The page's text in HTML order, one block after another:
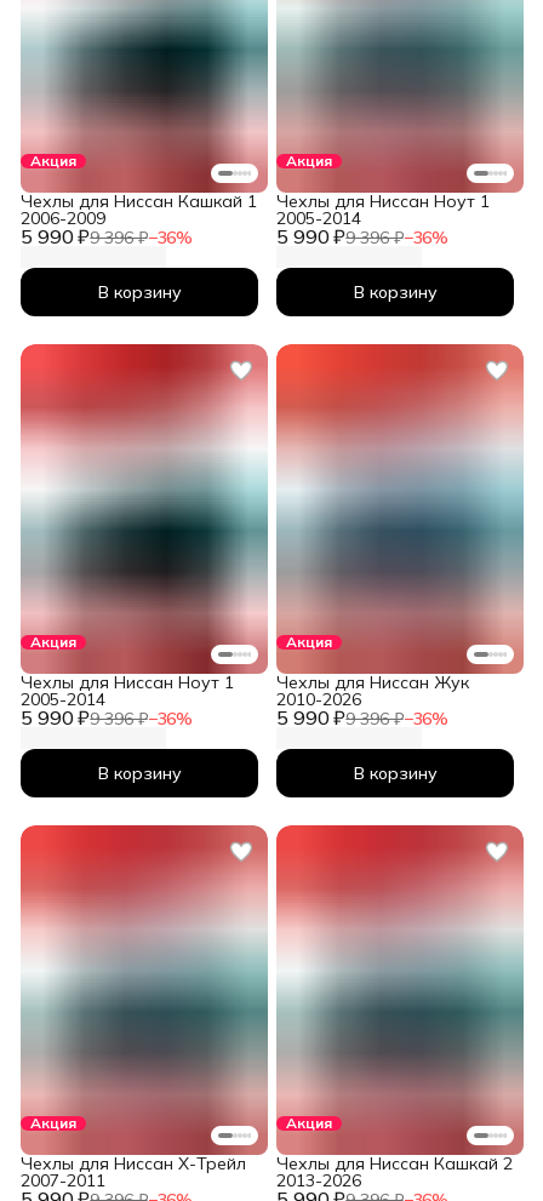
Акция
5 990 ₽9 396 ₽−36%
Чехлы для Ниссан Кашкай 1
2006-2009
В корзину
Акция
5 990 ₽9 396 ₽−36%
Чехлы для Ниссан Ноут 1
2005-2014
В корзину
Акция
5 990 ₽9 396 ₽−36%
Чехлы для Ниссан Ноут 1
2005-2014
В корзину
Акция
5 990 ₽9 396 ₽−36%
Чехлы для Ниссан Жук
2010-2026
В корзину
Акция
Чехлы для Ниссан Х-Трейл
2007-2011
Акция
Чехлы для Ниссан Кашкай 2
2013-2026